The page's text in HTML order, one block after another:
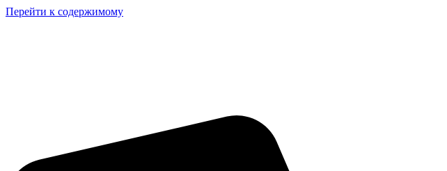
Перейти к содержимому